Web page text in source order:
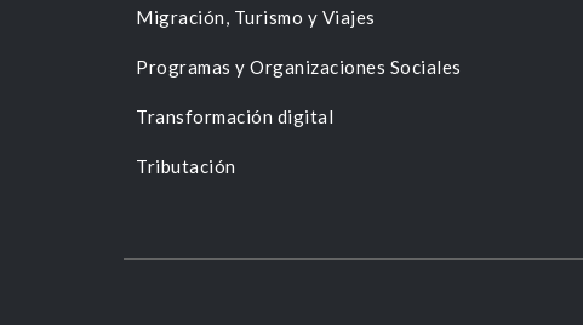
Migración, Turismo y Viajes
Programas y Organizaciones Sociales
Transformación digital
Tributación